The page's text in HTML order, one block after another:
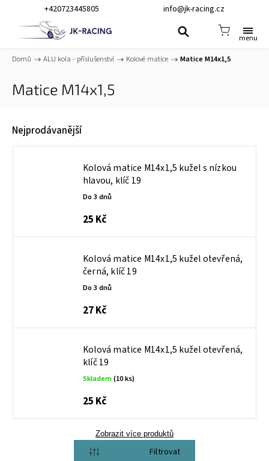
+420723445805 info@jk-racing.cz
Domů / ALU kola - příslušenství / Kolové matice / Matice M14x1,5
Matice M14x1,5
Nejprodávanější
Kolová matice M14x1,5 kužel s nízkou
hlavou, klíč 19
Do 3 dnů
25 Kč
Kolová matice M14x1,5 kužel otevřená,
černá, klíč 19
Do 3 dnů
27 Kč
Kolová matice M14x1,5 kužel otevřená,
klíč 19
Skladem(10 ks)
25 Kč
Zobrazit více produktů
Otevřít filtr